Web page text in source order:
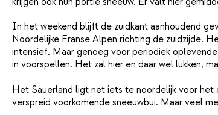
In het weekend blijft de zuidkant aanhoudend
Noordelijke Franse Alpen richting de zuidzijde.
intensief. Maar genoeg voor periodiek
in voorspellen. Het zal hier en daar wel lukken,
Het Sauerland ligt net iets te noordelijk voor het
verspreid voorkomende sneeuwbui. Maar veel